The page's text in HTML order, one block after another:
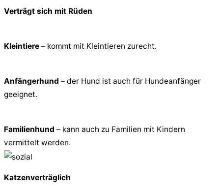
Verträgt sich mit Rüden
Kleintiere – kommt mit Kleintieren zurecht.
Anfängerhund – der Hund ist auch für Hundeanfänger
geeignet.
Familienhund – kann auch zu Familien mit Kindern
vermittelt werden.
Katzenverträglich